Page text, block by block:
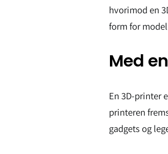
hvorimod en
form for
Med
En 3D-printer
printeren
gadgets og